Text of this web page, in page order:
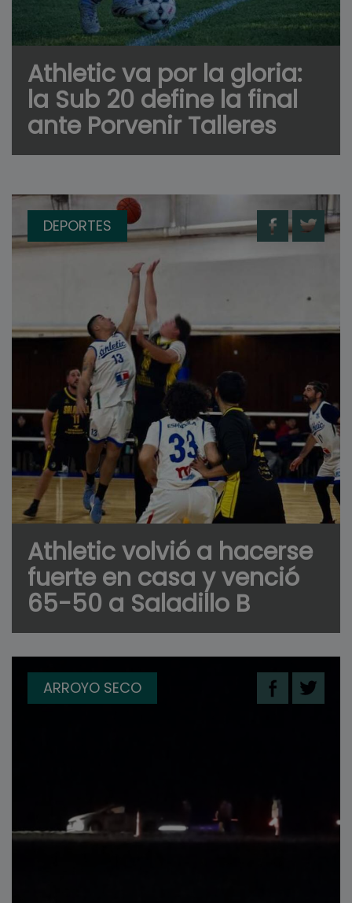
Athletic va por la gloria:
la Sub 20 define la final
ante Porvenir Talleres
DEPORTES
Athletic volvió a hacerse
fuerte en casa y venció
65-50 a Saladillo B
ARROYO SECO